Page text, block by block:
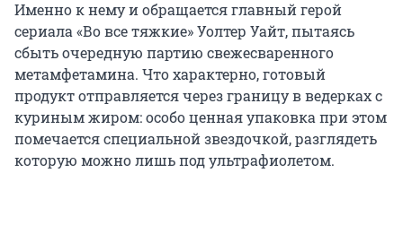
Именно к нему и обращается главный герой
сериала «Во все тяжкие» Уолтер Уайт, пытаясь
сбыть очередную партию свежесваренного
метамфетамина. Что характерно, готовый
продукт отправляется через границу в ведерках с
куриным жиром: особо ценная упаковка при этом
помечается специальной звездочкой, разглядеть
которую можно лишь под ультрафиолетом.